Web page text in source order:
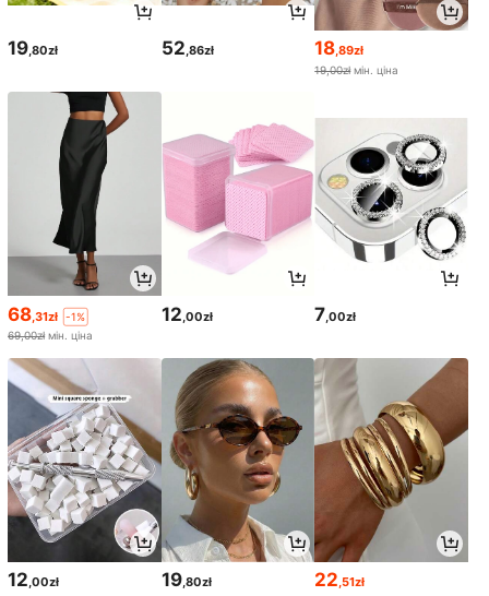
19,80zł 52,86zł 18,89zł
19,00zł мін. ціна
68 ,31zł
-1%
69,00zł мін. ціна
12 ,00zł 7 ,00zł
12 ,00zł 19,80zł 22 ,51zł